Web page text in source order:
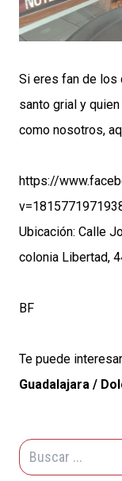
Si eres fan de los
santo grial y
como nosotros,
https://
Ubicación: Calle
colonia Libertad,
BF
Te puede
Guadalajara /